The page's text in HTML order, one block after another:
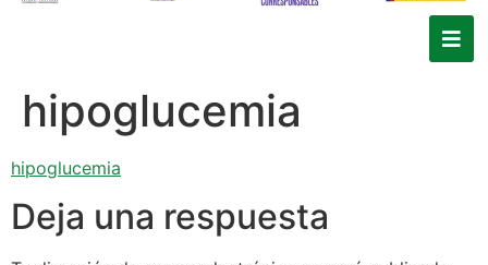
hipoglucemia
hipoglucemia
Deja una respuesta